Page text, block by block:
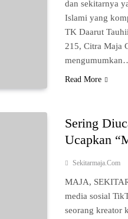
dan sekitarnya
Islami yang
TK Daarut
215, Citra Maja
Read More
Sering
Ucapkan
Sekitarmaja.com
MAJA,
media sosial
seorang kreator